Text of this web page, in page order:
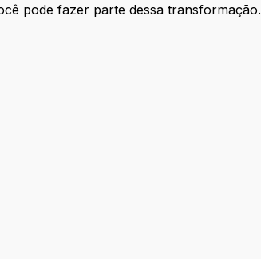
pode fazer parte dessa transformação.